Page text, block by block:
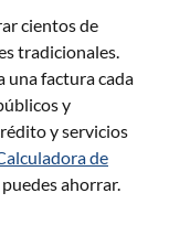
cientos de
tradicionales.
una factura cada
y
y servicios
de
ahorrar.